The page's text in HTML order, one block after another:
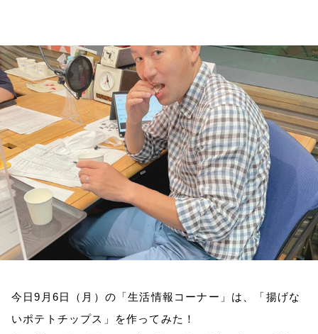
お知らせ
イベント・グッズ
YouTube
会社情報
今日9月6日（月）の「生活情報コーナー」は、「揚げな
いポテトチップス」を作ってみた！